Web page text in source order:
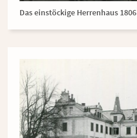
Das einstöckige Herrenhaus 1806